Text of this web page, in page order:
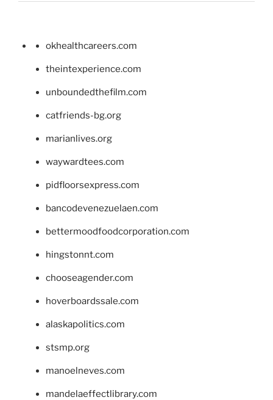
okhealthcareers.com
theintexperience.com
unboundedthefilm.com
catfriends-bg.org
marianlives.org
waywardtees.com
pidfloorsexpress.com
bancodevenezuelaen.com
bettermoodfoodcorporation.com
hingstonnt.com
chooseagender.com
hoverboardssale.com
alaskapolitics.com
stsmp.org
manoelneves.com
mandelaeffectlibrary.com